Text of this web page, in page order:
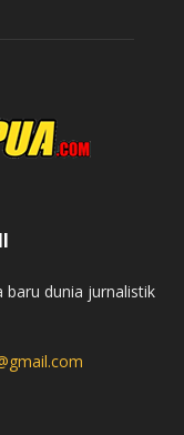
baru dunia jurnalistik